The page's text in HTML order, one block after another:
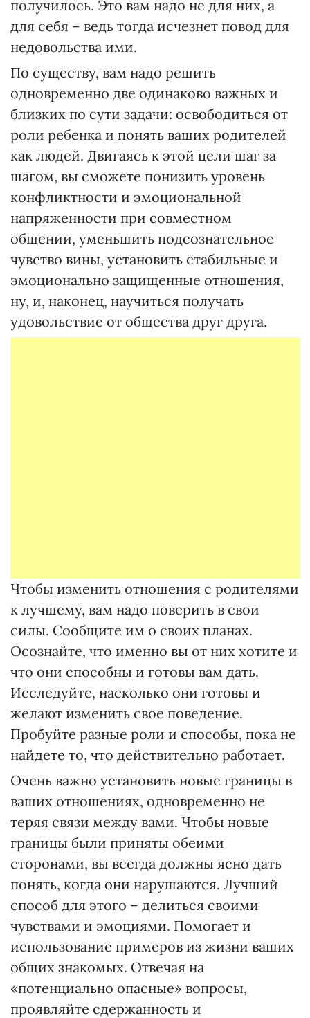
получилось. Это вам надо не для них, а
для себя – ведь тогда исчезнет повод для
недовольства ими.
По существу, вам надо решить
одновременно две одинаково важных и
близких по сути задачи: освободиться от
роли ребенка и понять ваших родителей
как людей. Двигаясь к этой цели шаг за
шагом, вы сможете понизить уровень
конфликтности и эмоциональной
напряженности при совместном
общении, уменьшить подсознательное
чувство вины, установить стабильные и
эмоционально защищенные отношения,
ну, и, наконец, научиться получать
удовольствие от общества друг друга.
Чтобы изменить отношения с родителями
к лучшему, вам надо поверить в свои
силы. Сообщите им о своих планах.
Осознайте, что именно вы от них хотите и
что они способны и готовы вам дать.
Исследуйте, насколько они готовы и
желают изменить свое поведение.
Пробуйте разные роли и способы, пока не
найдете то, что действительно работает.
Очень важно установить новые границы в
ваших отношениях, одновременно не
теряя связи между вами. Чтобы новые
границы были приняты обеими
сторонами, вы всегда должны ясно дать
понять, когда они нарушаются. Лучший
способ для этого – делиться своими
чувствами и эмоциями. Помогает и
использование примеров из жизни ваших
общих знакомых. Отвечая на
«потенциально опасные» вопросы,
проявляйте сдержанность и